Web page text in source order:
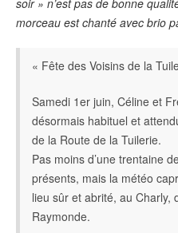
morceau est chanté avec brio
« Fête des Voisins de la
Samedi 1er juin, Céline et
désormais habituel et
de la Route de la Tuilerie.
Pas moins d’une trentaine
présents, mais la météo
lieu sûr et abrité, au Charly,
Raymonde.